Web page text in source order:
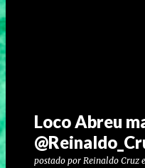
Loco Abreu
postado por Reinaldo Cruz